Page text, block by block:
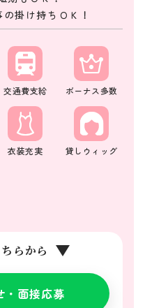
掛け持ちＯＫ！
交通費支給 ボーナス多数
衣装充実 貸しウィッグ
らから
・面接応募